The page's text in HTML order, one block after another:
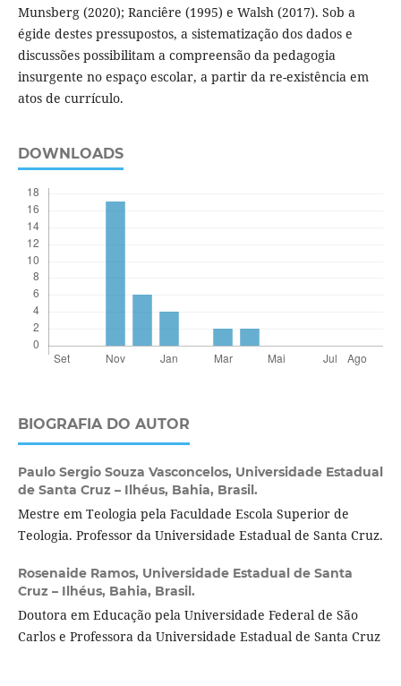
Munsberg (2020); Ranciêre (1995) e Walsh (2017). Sob a
égide destes pressupostos, a sistematização dos dados e
discussões possibilitam a compreensão da pedagogia
insurgente no espaço escolar, a partir da re-existência em
atos de currículo.
DOWNLOADS
BIOGRAFIA DO AUTOR
Paulo Sergio Souza Vasconcelos, Universidade Estadual
de Santa Cruz – Ilhéus, Bahia, Brasil.
Mestre em Teologia pela Faculdade Escola Superior de
Teologia. Professor da Universidade Estadual de Santa Cruz.
Rosenaide Ramos, Universidade Estadual de Santa
Cruz – Ilhéus, Bahia, Brasil.
Doutora em Educação pela Universidade Federal de São
Carlos e Professora da Universidade Estadual de Santa Cruz